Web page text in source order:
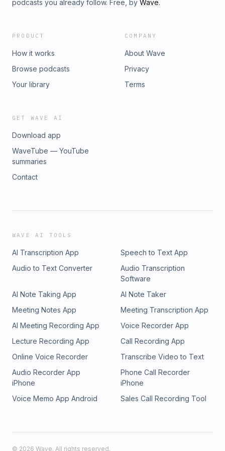
podcasts you already follow. Free, by Wave.
PRODUCT
How it works
Browse podcasts
Your library
COMPANY
About Wave
Privacy
Terms
GET WAVE AI
Download app
WaveTube — YouTube
summaries
Contact
WAVE AI TOOLS
AI Transcription App
Speech to Text App
Audio to Text Converter
Audio Transcription
Software
AI Note Taking App
AI Note Taker
Meeting Notes App
Meeting Transcription App
AI Meeting Recording App
Voice Recorder App
Lecture Recording App
Call Recording App
Online Voice Recorder
Transcribe Video to Text
Audio Recorder App
iPhone
Phone Call Recorder
iPhone
Voice Memo App Android
Sales Call Recording Tool
© 2026 Wave. All rights reserved.